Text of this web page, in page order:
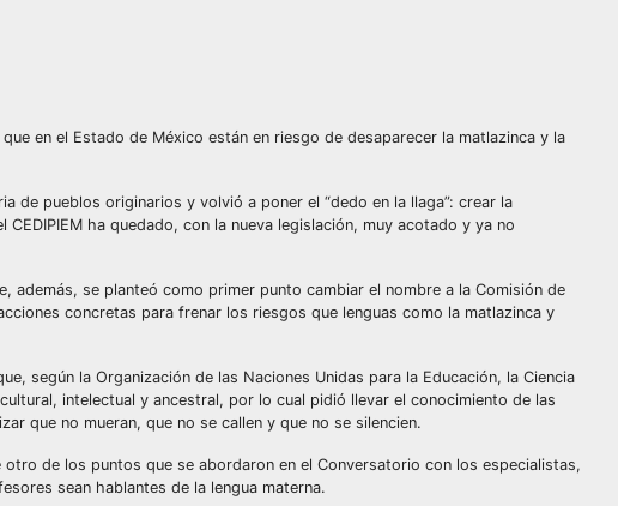
en el Estado de México están en riesgo de desaparecer la matlazinca y la
de pueblos originarios y volvió a poner el “dedo en la llaga”: crear la
ha quedado, con la nueva legislación, muy acotado y ya no
además, se planteó como primer punto cambiar el nombre a la Comisión de
concretas para frenar los riesgos que lenguas como la matlazinca y
según la Organización de las Naciones Unidas para la Educación, la Ciencia
intelectual y ancestral, por lo cual pidió llevar el conocimiento de las
que no mueran, que no se callen y que no se silencien.
de los puntos que se abordaron en el Conversatorio con los especialistas,
sean hablantes de la lengua materna.